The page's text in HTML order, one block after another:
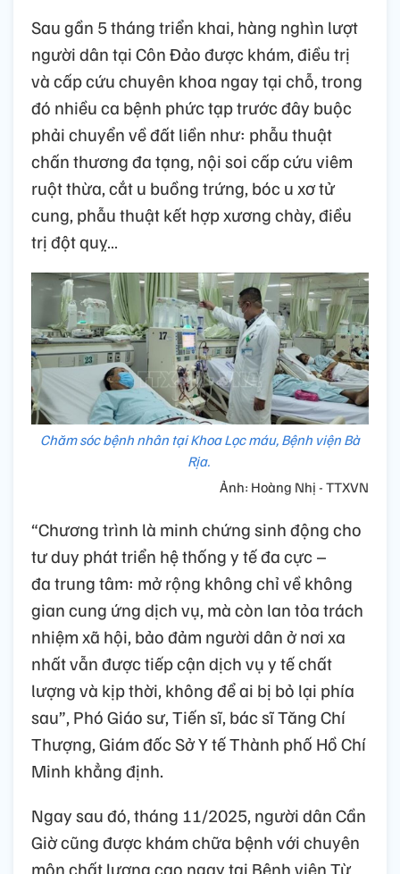
Sau gần 5 tháng triển khai, hàng nghìn lượt
người dân tại Côn Đảo được khám, điều trị
và cấp cứu chuyên khoa ngay tại chỗ, trong
đó nhiều ca bệnh phức tạp trước đây buộc
phải chuyển về đất liền như: phẫu thuật
chấn thương đa tạng, nội soi cấp cứu viêm
ruột thừa, cắt u buồng trứng, bóc u xơ tử
cung, phẫu thuật kết hợp xương chày, điều
trị đột quỵ…
Chăm sóc bệnh nhân tại Khoa Lọc máu, Bệnh viện Bà
Rịa.
Ảnh: Hoàng Nhị - TTXVN
“Chương trình là minh chứng sinh động cho
tư duy phát triển hệ thống y tế đa cực –
đa trung tâm: mở rộng không chỉ về không
gian cung ứng dịch vụ, mà còn lan tỏa trách
nhiệm xã hội, bảo đảm người dân ở nơi xa
nhất vẫn được tiếp cận dịch vụ y tế chất
lượng và kịp thời, không để ai bị bỏ lại phía
sau”, Phó Giáo sư, Tiến sĩ, bác sĩ Tăng Chí
Thượng, Giám đốc Sở Y tế Thành phố Hồ Chí
Minh khẳng định.
Ngay sau đó, tháng 11/2025, người dân Cần
Giờ cũng được khám chữa bệnh với chuyên
môn chất lượng cao ngay tại Bệnh viện Từ